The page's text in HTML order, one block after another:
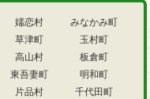
嬬恋村
草津町
高山村
東吾妻町
片品村
みなかみ町
玉村町
板倉町
明和町
千代田町